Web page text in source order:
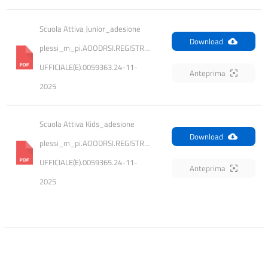
Scuola Attiva Junior_adesione
plessi_m_pi.AOODRSI.REGISTRO
UFFICIALE(E).0059363.24-11-
2025
Download
Anteprima
Scuola Attiva Kids_adesione
plessi_m_pi.AOODRSI.REGISTRO
UFFICIALE(E).0059365.24-11-
2025
Download
Anteprima